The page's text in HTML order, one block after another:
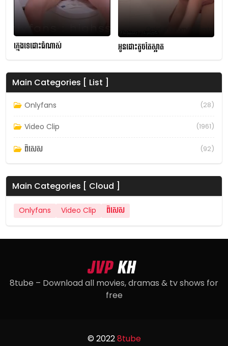
ក្មេងទេដោះធំណាស់ អូនដោះតូចតែស្អាត
Main Categories [ List ]
Onlyfans (28)
Video Clip (1961)
ពិសេស (92)
Main Categories [ Cloud ]
Onlyfans Video Clip ពិសេស
8tube – Download all movies, dramas & tv shows for
free
© 20228tube